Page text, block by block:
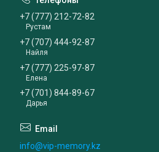
+7 (777) 212-72-82
Рустам
+7 (707) 444-92-87
Найля
+7 (777) 225-97-87
Елена
+7 (701) 844-89-67
Дарья
info@vip-memory.kz